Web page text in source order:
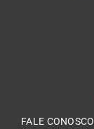
FALE CONOSCO